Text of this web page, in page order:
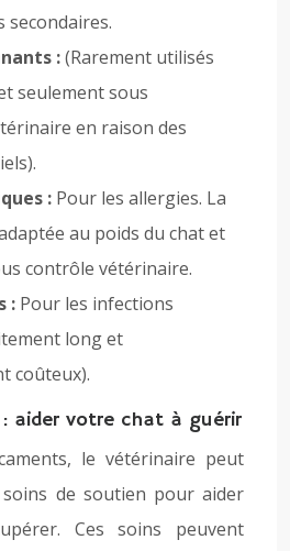
secondaires.
:(Rarement utilisés
seulement sous
en raison des
: Pour les allergies. La
au poids du chat et
contrôle vétérinaire.
: Pour les infections
long et
coûteux).
aider votre chat à guérir
le vétérinaire peut
soins de soutien pour aider
Ces soins peuvent